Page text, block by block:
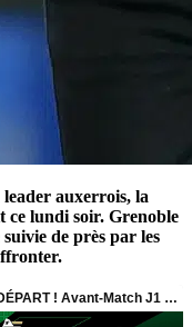
leader auxerrois, la
ce lundi soir. Grenoble
de près par les